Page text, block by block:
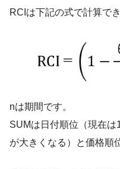
RCIは下記の式で計算でき
nは期間です。
SUMは日付順位（現在
が大きくなる）と価格順